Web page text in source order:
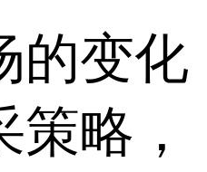
的变化
略，